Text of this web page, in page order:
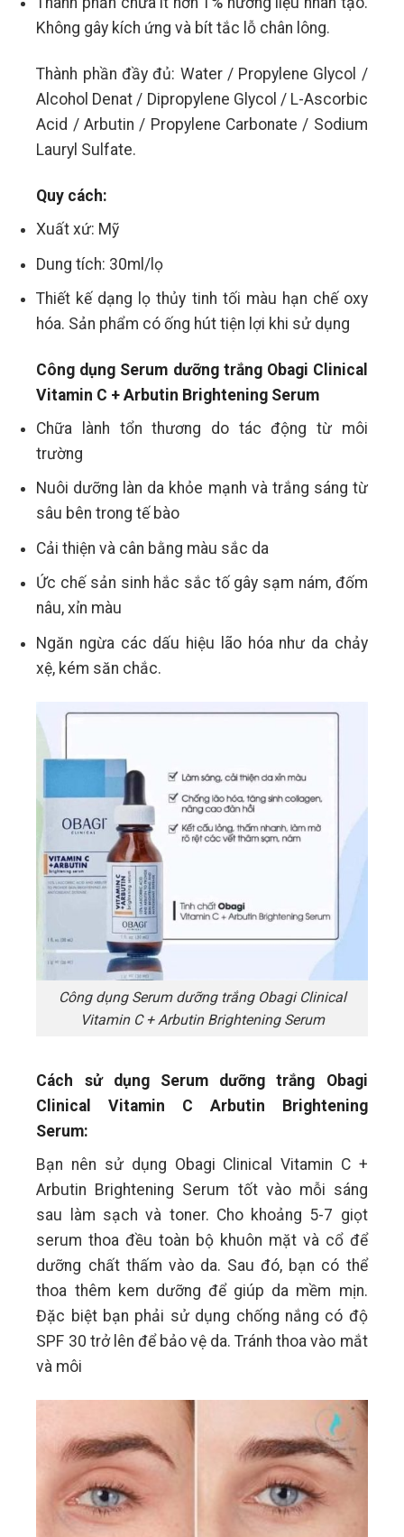
Không gây kích ứng và bít tắc lỗ chân lông.
Thành phần đầy đủ: Water / Propylene Glycol /
Alcohol Denat / Dipropylene Glycol / L-Ascorbic
Acid / Arbutin / Propylene Carbonate / Sodium
Lauryl Sulfate.
Quy cách:
Xuất xứ: Mỹ
Dung tích: 30ml/lọ
Thiết kế dạng lọ thủy tinh tối màu hạn chế oxy
hóa. Sản phẩm có ống hút tiện lợi khi sử dụng
Công dụng Serum dưỡng trắng Obagi Clinical
Vitamin C + Arbutin Brightening Serum
Chữa lành tổn thương do tác động từ môi
trường
Nuôi dưỡng làn da khỏe mạnh và trắng sáng từ
sâu bên trong tế bào
Cải thiện và cân bằng màu sắc da
Ức chế sản sinh hắc sắc tố gây sạm nám, đốm
nâu, xỉn màu
Ngăn ngừa các dấu hiệu lão hóa như da chảy
xệ, kém săn chắc.
Công dụng Serum dưỡng trắng Obagi Clinical
Vitamin C + Arbutin Brightening Serum
Cách sử dụng Serum dưỡng trắng Obagi
Clinical Vitamin C Arbutin Brightening
Serum:
Bạn nên sử dụng Obagi Clinical Vitamin C +
Arbutin Brightening Serum tốt vào mỗi sáng
sau làm sạch và toner. Cho khoảng 5-7 giọt
serum thoa đều toàn bộ khuôn mặt và cổ để
dưỡng chất thấm vào da. Sau đó, bạn có thể
thoa thêm kem dưỡng để giúp da mềm mịn.
Đặc biệt bạn phải sử dụng chống nắng có độ
SPF 30 trở lên để bảo vệ da. Tránh thoa vào mắt
và môi